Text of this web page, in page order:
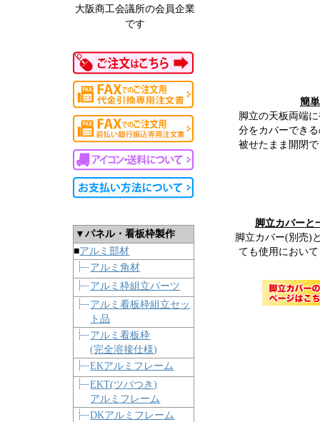
大阪商工会議所の会員企業
です
▼パネル・看板枠製作
■アルミ部材
アルミ角材
アルミ枠組立パーツ
アルミ看板枠組立セッ
ト品
アルミ看板枠
(完全溶接仕様)
EKアルミフレーム
EKT(ツバつき)
アルミフレーム
DKアルミフレーム
簡
脚立の天板両端
分をカバーでき
被せたまま開閉
脚立カバーと
脚立カバー(別売)
ても使用におい